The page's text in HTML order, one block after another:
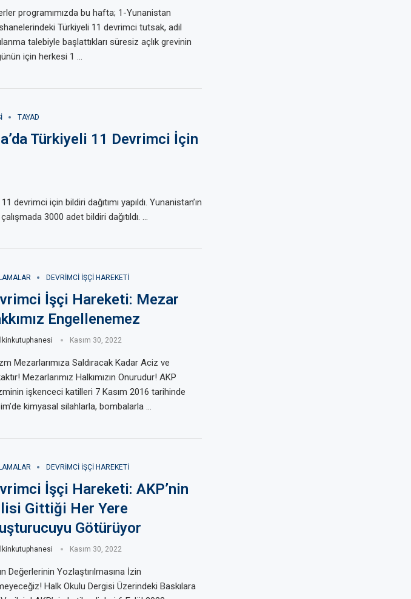
programımızda bu hafta; 1-Yunanistan
Türkiyeli 11 devrimci tutsak, adil
talebiyle başlattıkları süresiz açlık grevinin
için herkesi 1 …
TAYAD
Türkiyeli 11 Devrimci İçin
için bildiri dağıtımı yapıldı. Yunanistan’ın
3000 adet bildiri dağıtıldı. …
DEVRIMCI IŞÇI HAREKETI
İşçi Hareketi: Mezar
Engellenemez
Kasım 30, 2022
Mezarlarımıza Saldıracak Kadar Aciz ve
Mezarlarımız Halkımızın Onurudur! AKP
işkenceci katilleri 7 Kasım 2016 tarihinde
kimyasal silahlarla, bombalarla …
DEVRIMCI IŞÇI HAREKETI
İşçi Hareketi: AKP’nin
Gittiği Her Yere
Götürüyor
Kasım 30, 2022
Değerlerinin Yozlaştırılmasına İzin
Halk Okulu Dergisi Üzerindeki Baskılara